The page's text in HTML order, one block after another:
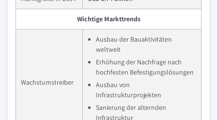
Wichtige Markttrends
Wachstumstreiber
Ausbau der Bauaktivitäten
weltweit
Erhöhung der Nachfrage nach
hochfesten Befestigungslösungen
Ausbau von
Infrastrukturprojekten
Sanierung der alternden
Infrastruktur